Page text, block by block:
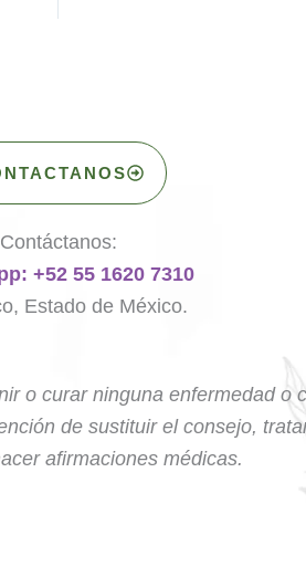
Contáctanos:
+52 55 1620 7310
Estado de México.
o curar ninguna enfermedad o
de sustituir el consejo,
afirmaciones médicas.